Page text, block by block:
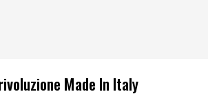
Made In Italy